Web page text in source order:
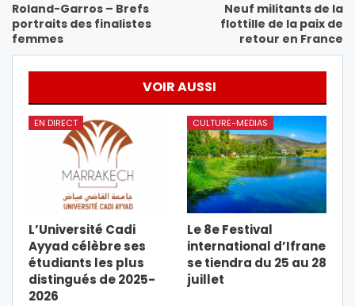
Roland-Garros – Brefs
portraits des finalistes
femmes
Neuf militants de la
flottille de la paix de
retour en France
VOIR AUSSI
EN DIRECT
L’Université Cadi
Ayyad célèbre ses
étudiants les plus
distingués de 2025-
2026
CULTURE-MEDIAS
Le 8e Festival
international d’Ifrane
se tiendra du 25 au 28
juillet